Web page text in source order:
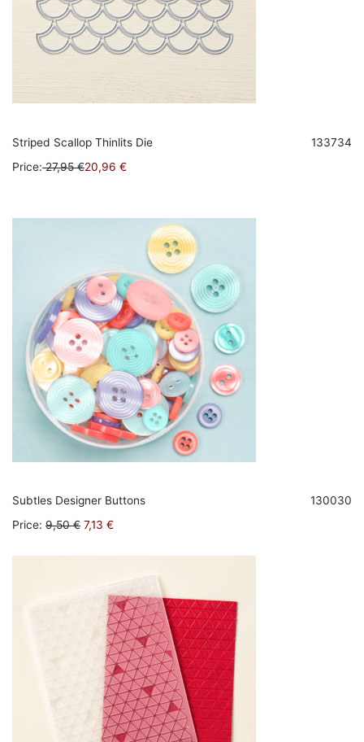
Striped Scallop Thinlits Die
133734
Price: 27,95 €20,96 €
Subtles Designer Buttons
130030
Price: 9,50 € 7,13 €